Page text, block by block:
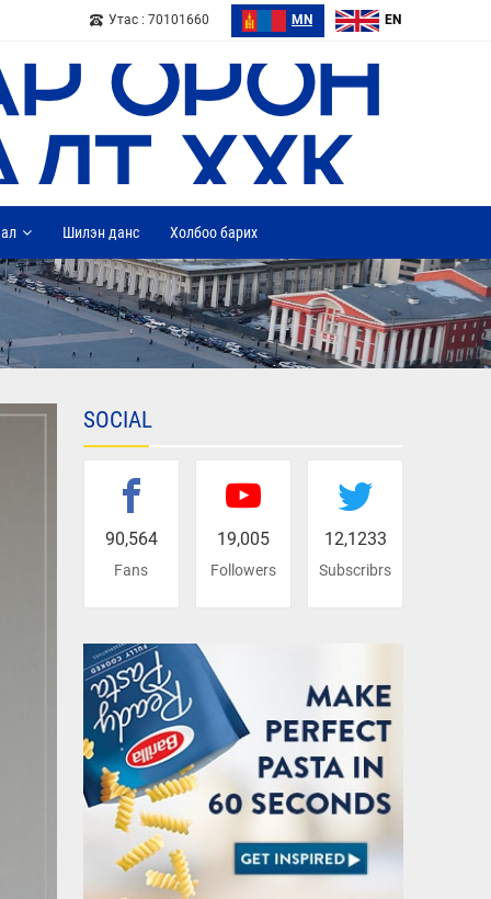
Утас : 70101660 MN EN
Шилэн данс Холбоо барих
SOCIAL
90,564
Fans
19,005
Followers
12,1233
Subscribrs